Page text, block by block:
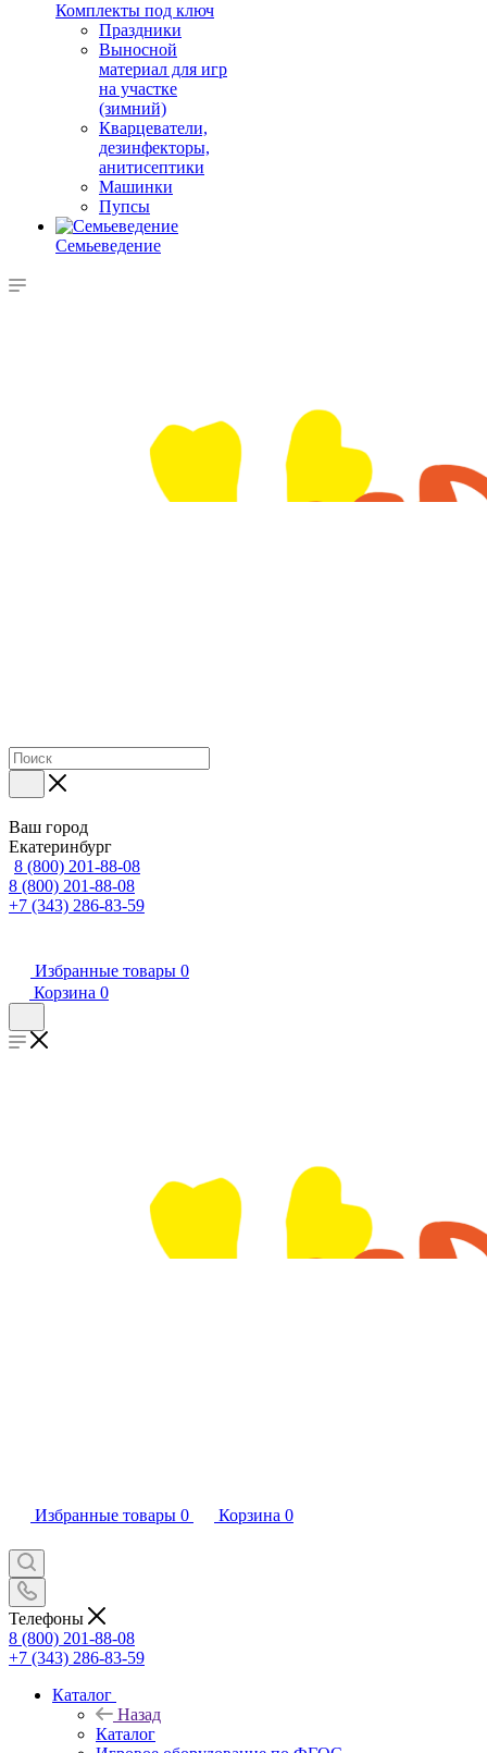
Комплекты под ключ
Праздники
Выносной
материал для игр
на участке
(зимний)
Кварцеватели,
дезинфекторы,
анитисептики
Машинки
Пупсы
Семьеведение
Ваш город
Екатеринбург
8 (800) 201-88-08
8 (800) 201-88-08
+7 (343) 286-83-59
Избранные товары 0
Корзина 0
Избранные товары 0 Корзина 0
Телефоны
8 (800) 201-88-08
+7 (343) 286-83-59
Каталог
Назад
Каталог